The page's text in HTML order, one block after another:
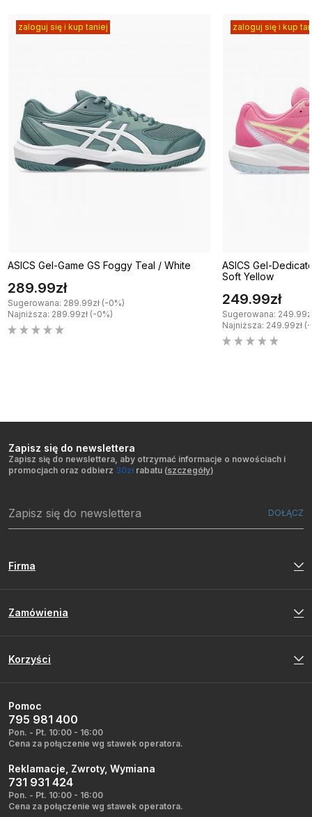
zaloguj się i kup taniej
ASICS Gel-Game GS Foggy Teal / White
289.99zł
Sugerowana: 289.99zł (-0%)
Najniższa: 289.99zł (-0%)
zaloguj się i kup
ASICS Gel-
Soft Yellow
249.99zł
Sugerowana:
Najniższa: 249.99zł
Zapisz się do newslettera
Zapisz się do newslettera, aby otrzymać informacje o nowościach i
promocjach oraz odbierz 30zł rabatu (szczegóły)
Firma
Zamówienia
Korzyści
Pomoc
795 981 400
Pon. - Pt. 10:00 - 16:00
Cena za połączenie wg stawek operatora.
Reklamacje, Zwroty, Wymiana
731 931 424
Pon. - Pt. 10:00 - 16:00
Cena za połączenie wg stawek operatora.